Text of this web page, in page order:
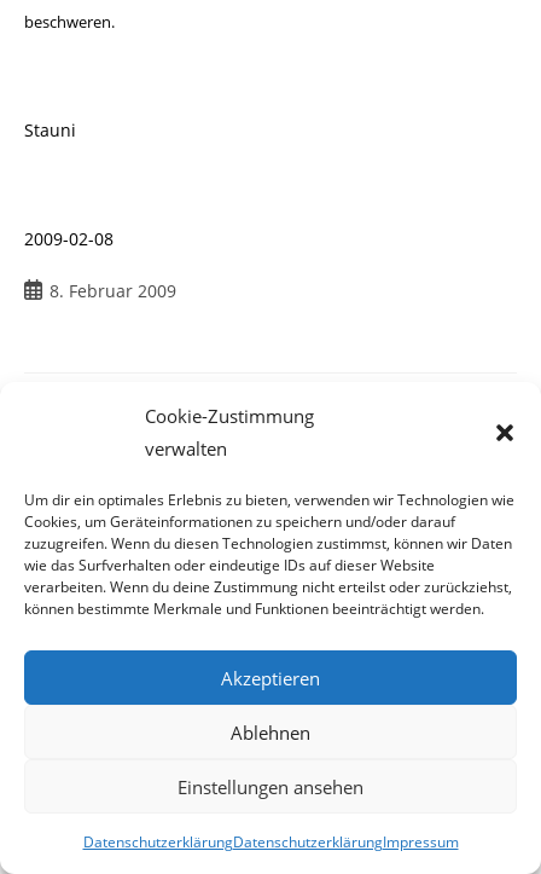
Cookie-Zustimmung
verwalten
Um dir ein optimales Erlebnis zu bieten, verwenden wir Technologien wie
Cookies, um Geräteinformationen zu speichern und/oder darauf
zuzugreifen. Wenn du diesen Technologien zustimmst, können wir Daten
wie das Surfverhalten oder eindeutige IDs auf dieser Website
verarbeiten. Wenn du deine Zustimmung nicht erteilst oder zurückziehst,
können bestimmte Merkmale und Funktionen beeinträchtigt werden.
Akzeptieren
Ablehnen
Einstellungen ansehen
DatenschutzerklärungDatenschutzerklärungImpressum
beschweren.
Stauni
2009-02-08
8. Februar 2009
LIPIZZANER-ALMABTRIEB 2026 – ein gemeinsames Fest in der
Lipizzanerheimat
Bei Wien Energie haperts scheinbar mit der Kontrolle
– den Staat geht es nichts an, wer zuhause auf YouPorn & Co surft!“
Zurzeit sind gefakte A1-Rechnungen online unterwegs
Salzburgs Juden und ihre Sicherheit: „Erst nach einem Anschlag wäre